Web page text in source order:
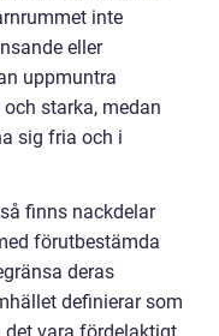
inte
eller
uppmuntra
starka, medan
sig fria och i
finns nackdelar
förutbestämda
deras
definierar som
det vara fördelaktigt